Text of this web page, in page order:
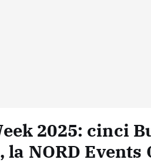
2025: cinci
la NORD